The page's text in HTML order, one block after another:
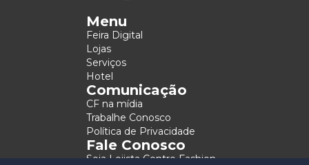
Menu
Feira Digital
Lojas
Serviços
Hotel
Comunicação
CF na mídia
Trabalhe Conosco
Política de Privacidade
Fale Conosco
Seja Lojista Centro Fashion